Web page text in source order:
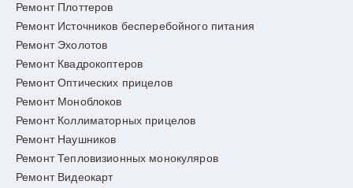
Ремонт Плоттеров
Ремонт Источников бесперебойного питания
Ремонт Эхолотов
Ремонт Квадрокоптеров
Ремонт Оптических прицелов
Ремонт Моноблоков
Ремонт Коллиматорных прицелов
Ремонт Наушников
Ремонт Тепловизионных монокуляров
Ремонт Видеокарт